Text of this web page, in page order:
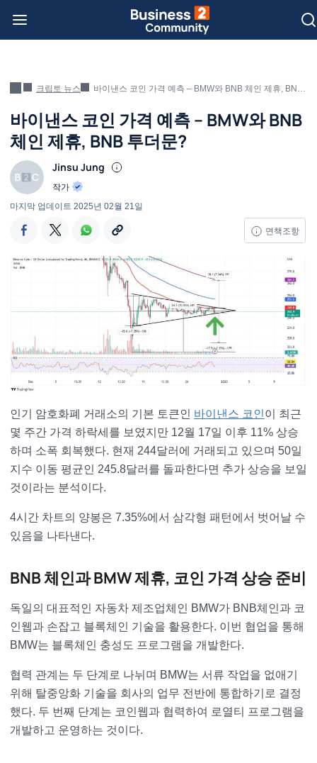
크립토 뉴스 바이낸스 코인 가격 예측 – BMW와 BNB 체인 제휴, BNB 투더문?
바이낸스 코인 가격 예측 – BMW와 BNB
체인 제휴, BNB 투더문?
Jinsu Jung
작가
면책조항
마지막 업데이트 2025년 02월 21일
인기 암호화폐 거래소의 기본 토큰인 바이낸스 코인이 최근
몇 주간 가격 하락세를 보였지만 12월 17일 이후 11% 상승
하며 소폭 회복했다. 현재 244달러에 거래되고 있으며 50일
지수 이동 평균인 245.8달러를 돌파한다면 추가 상승을 보일
것이라는 분석이다.
4시간 차트의 양봉은 7.35%에서 삼각형 패턴에서 벗어날 수
있음을 나타낸다.
BNB 체인과 BMW 제휴, 코인 가격 상승 준비
독일의 대표적인 자동차 제조업체인 BMW가 BNB체인과 코
인웹과 손잡고 블록체인 기술을 활용한다. 이번 협업을 통해
BMW는 블록체인 충성도 프로그램을 개발한다.
협력 관계는 두 단계로 나뉘며 BMW는 서류 작업을 없애기
위해 탈중앙화 기술을 회사의 업무 전반에 통합하기로 결정
했다. 두 번째 단계는 코인웹과 협력하여 로열티 프로그램을
개발하고 운영하는 것이다.